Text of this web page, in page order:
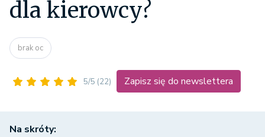
dla kierowcy?
brak oc
5/5 (22) Zapisz się do newslettera
Na skróty: